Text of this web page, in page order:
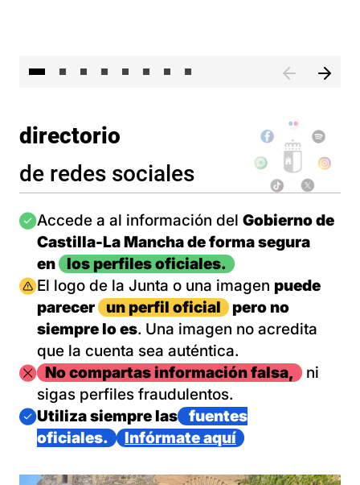
directorio
de redes sociales
Imagen
Accede a al información del Gobierno de
Castilla-La Mancha de forma segura
en
los perfiles oficiales.
Imagen
El logo de la Junta o una imagen puede
parecer
un perfil oficial
pero no
siempre lo es. Una imagen no acredita
que la cuenta sea auténtica.
ImagenNo compartas información falsa,
ni
sigas perfiles fraudulentos.
Imagen
Utiliza siempre las
fuentes
oficiales.
Infórmate aquí